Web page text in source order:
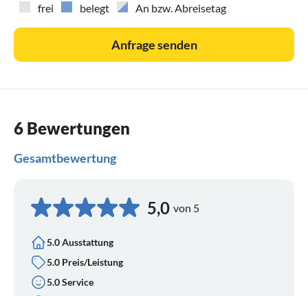
frei
belegt An bzw. Abreisetag
Anfrage senden
6 Bewertungen
Gesamtbewertung
5,0 von 5
5.0 Ausstattung
5.0 Preis/Leistung
5.0 Service